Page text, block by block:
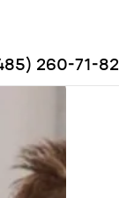
260-71-82